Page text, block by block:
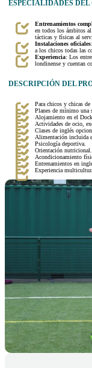
ESPECIALIDADES DEL
Entrenamientos
en todos los ámbitos
tácticas y físicas al
Instalaciones oficiales
a los chicos todas las
Experiencia: Los
londinense y cuentan
DESCRIPCIÓN DEL
Para chicos y chicas
Planes de mínimo una
Alojamiento en el
Actividades de ocio,
Clases de inglés
Alimentación incluida
Psicología deportiva.
Orientación nutricional.
Acondicionamiento
Entrenamientos en
Experiencia